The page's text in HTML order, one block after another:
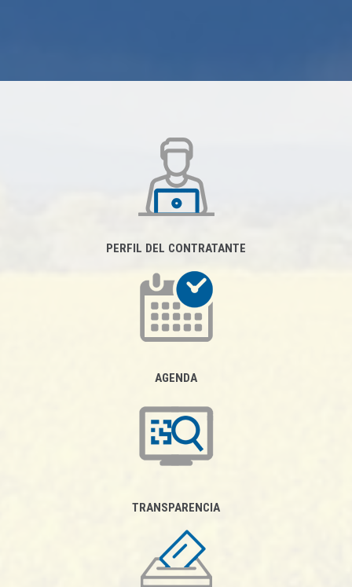
PERFIL DEL CONTRATANTE
AGENDA
TRANSPARENCIA